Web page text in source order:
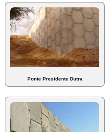
Ponte Presidente Dutra